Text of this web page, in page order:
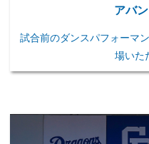
アバ
試合前のダンスパフォーマ
場いた